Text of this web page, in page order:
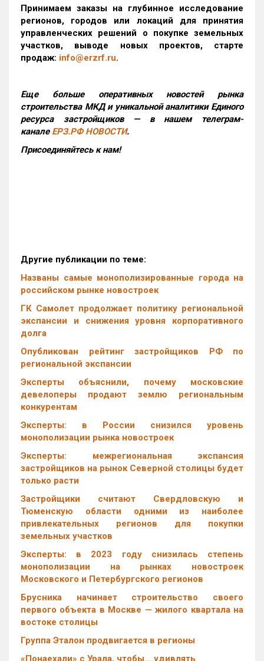
Принимаем заказы на глубинное исследование
регионов, городов или локаций для принятия
управленческих решений о покупке земельных
участков, выводе новых проектов, старте
продаж: info@erzrf.ru.
Еще больше оперативных новостей рынка
строительства МКД и уникальной аналитики Единого
ресурса застройщиков — в нашем телеграм-
канале ЕРЗ.РФ НОВОСТИ.
Присоединяйтесь к нам!
Другие публикации по теме:
Названы самые монополизированные города на
российском рынке новостроек
ГК Самолет продолжает политику региональной
экспансии и снижения уровня корпоративного
долга
Опубликован рейтинг застройщиков РФ по
региональной экспансии
Эксперты объяснили, почему московские
девелоперы продают землю региональным
конкурентам
Эксперты: в России снизился уровень
монополизации рынка новостроек
Эксперты: межрегиональная экспансия
застройщиков на рынок Северной столицы будет
только расти
Застройщики считают Свердловскую и
Тюменскую области одними из наиболее
привлекательных регионов для покупки
земельных участков
Эксперты: в 2023 году снизилась степень
монополизации на рынках новостроек
Московского и Петербургского регионов
Брусника начинает строительство своего
первого объекта в Москве — жилого квартала на
востоке столицы
Группа Эталон продвигается в регионы